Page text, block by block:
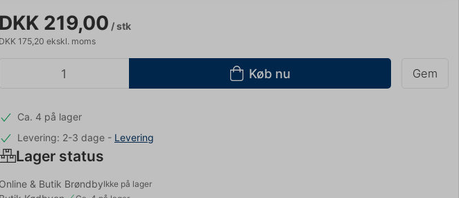
DKK 219,00 / stk
DKK 175,20 ekskl. moms
Køb nu Gem
Ca. 4 på lager
Levering: 2-3 dage - Levering
Lager status
Online & Butik BrøndbyIkke på lager